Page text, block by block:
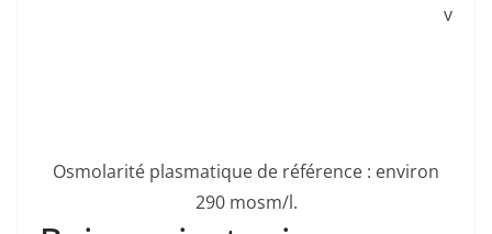
vers
Osmolarité plasmatique de référence : environ
290 mosm/l.